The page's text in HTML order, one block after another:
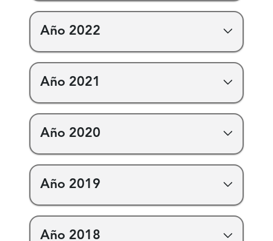
Año 2022
Año 2021
Año 2020
Año 2019
Año 2018